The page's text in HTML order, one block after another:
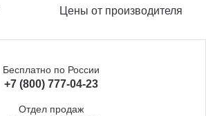
Цены от производителя
Бесплатно по России
+7 (800) 777-04-23
Отдел продаж